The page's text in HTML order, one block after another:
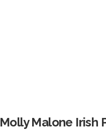
Molly Malone Irish